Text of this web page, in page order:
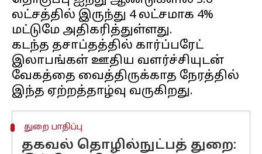
லட்சத்தில் இருந்து ₹4 லட்சமாக 4%
மட்டுமே அதிகரித்துள்ளது.
கடந்த தசாப்தத்தில் கார்ப்பரேட்
இலாபங்கள் ஊதிய வளர்ச்சியுடன்
வேகத்தை வைத்திருக்காத நேரத்தில்
துறை பாதிப்பு
தகவல் தொழில்நுட்பத் துறை: